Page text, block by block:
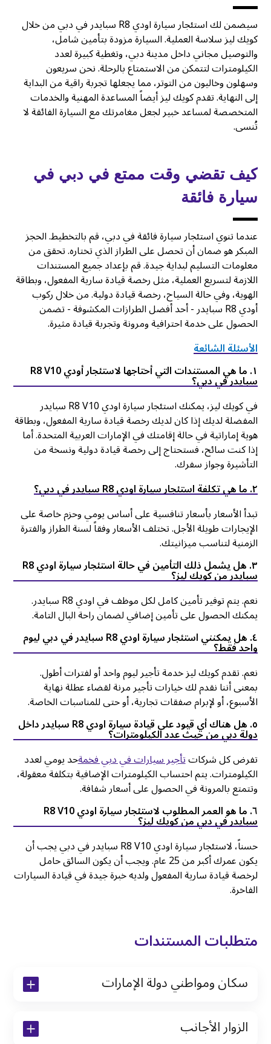
سيضمن لك استئجار سيارة اودي R8 سبايدر في دبي من خلال
كويك ليز سلاسة العملية. السيارة مزودة بتأمين شامل،
والتوصيل مجاني داخل مدينة دبي، وتغطية كبيرة لعدد
الكيلومترات لتتمكن من الاستمتاع بالرحلة. نحن سريعون
وسهلون وخاليون من التوتر، مما يجعلها تجربة راقية من البداية
إلى النهاية. تقدم كويك ليز أيضاً المساعدة المهنية والخدمات
المتخصصة لمساعد خبير لجعل مغامرتك مع السيارة الفائقة لا
تُنسى.
كيف تقضي وقت ممتع في دبي في
سيارة فائقة
عندما تنوي استئجار سيارة فائقة في دبي، قم بالتخطيط. الحجز
المبكر هو ضمان أن تحصل على الطراز الذي تختاره. تحقق من
معلومات التسليم لبداية جيدة. قم بإعداد جميع المستندات
اللازمة لتسريع العملية، مثل رخصة قيادة سارية المفعول، وبطاقة
الهوية، وفي حالة السياح، رخصة قيادة دولية. من خلال ركوب
أودي R8 سبايدر - أحد أفضل الطرازات المكشوفة - تضمن
الحصول على خدمة احترافية ومرونة وتجربة قيادة مثيرة.
الأسئلة الشائعة
١. ما هي المستندات التي أحتاجها لاستئجار أودي R8 V10
سبايدر في دبي؟
في كويك ليز، يمكنك استئجار سيارة اودي R8 V10 سبايدر
المفضلة لديك إذا كان لديك رخصة قيادة سارية المفعول، وبطاقة
هوية إماراتية في حالة إقامتك في الإمارات العربية المتحدة. أما
إذا كنت سائح، فستحتاج إلى رخصة قيادة دولية ونسخة من
التأشيرة وجواز سفرك.
٢. ما هي تكلفة استئجار سيارة اودي R8 سبايدر في دبي؟
تبدأ الأسعار بأسعار تنافسية على أساس يومي وحزم خاصة على
الإيجارات طويلة الأجل. تختلف الأسعار وفقاً لسنة الطراز والفترة
الزمنية لتناسب ميزانيتك.
٣. هل يشمل ذلك التأمين في حالة استئجار سيارة اودي R8
سبايدر من كويك ليز؟
نعم. يتم توفير تأمين كامل لكل موظف في اودي R8 سبايدر.
يمكنك الحصول على تأمين إضافي لضمان راحة البال التامة.
٤. هل يمكنني استئجار سيارة اودي R8 سبايدر في دبي ليوم
واحد فقط؟
نعم. تقدم كويك ليز خدمة تأجير ليوم واحد أو لفترات أطول.
بمعنى أننا نقدم لك خيارات تأجير مرنة لقضاء عطلة نهاية
الأسبوع، أو لإبرام صفقات تجارية، أو حتى للمناسبات الخاصة.
٥. هل هناك أي قيود على قيادة سيارة اودي R8 سبايدر داخل
دولة دبي من حيث عدد الكيلومترات؟
تفرض كل شركاتتأجير سيارات في دبي فخمةحد يومي لعدد
الكيلومترات. يتم احتساب الكيلومترات الإضافية بتكلفة معقولة،
وتتمتع بالمرونة في الحصول على أسعار شفافة.
٦. ما هو العمر المطلوب لاستئجار سيارة اودي R8 V10
سبايدر في دبي من كويك ليز؟
حسناً، لاستئجار سيارة اودي R8 V10 سبايدر في دبي يجب أن
يكون عمرك أكبر من 25 عام. ويجب أن يكون السائق حامل
لرخصة قيادة سارية المفعول ولديه خبرة جيدة في قيادة السيارات
الفاخرة.
متطلبات المستندات
سكان ومواطني دولة الإمارات
نسخة من تأشيرة الاقامة
الزوار الأجانب